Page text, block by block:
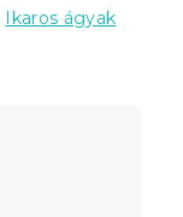
Ikaros ágyak